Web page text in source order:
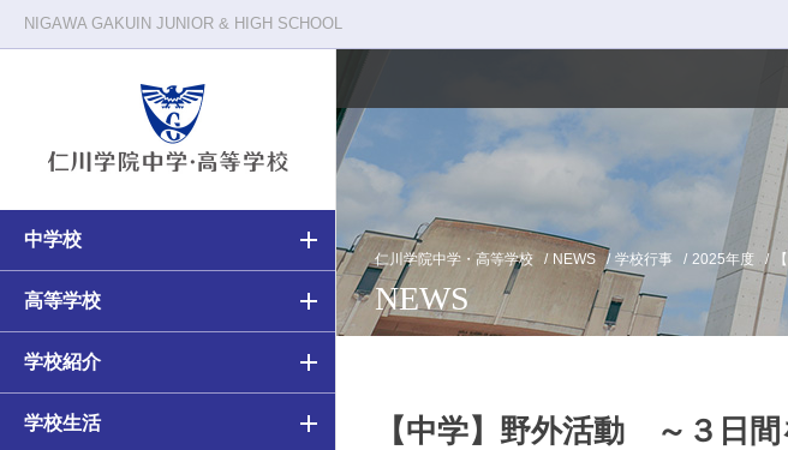
NIGAWA GAKUIN JUNIOR & HIGH SCHOOL
中学・高等学校の教育
中学校（6ヵ年）カリキュラム
アカデミアコース
高等学校の教育
高校（3ヵ年）カリキュラム
アカデミアコース
校長メッセージ
教育原理
施設・環境
仁川学院の一日
クラブ活動
年間行事
中学校
高等学校
学校紹介
学校生活
仁川学院中学・高等学校 NEWS 学校行事 2025年度
NEWS
【中学】野外活動 ～３日